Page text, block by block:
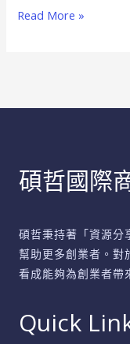
權
中
護
指
Read More »
碩哲國際
碩哲秉持著「資源分
幫助更多創業者。對
看成能夠為創業者帶
Quick